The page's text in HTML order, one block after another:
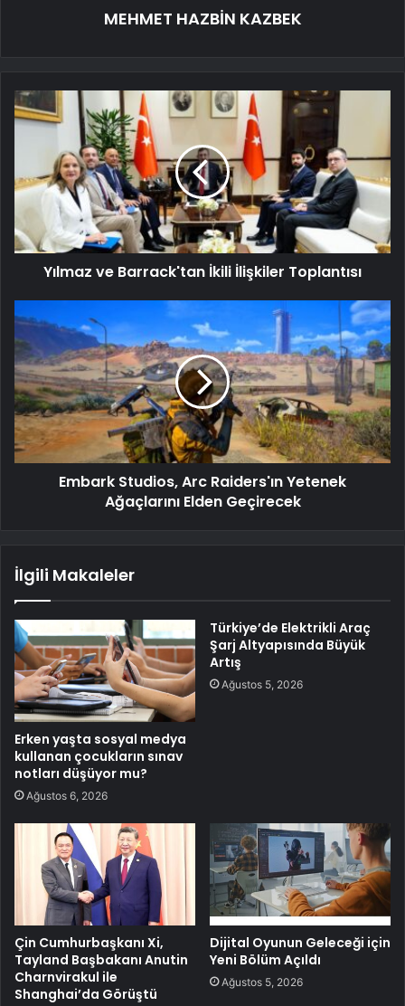
MEHMET HAZBİN KAZBEK
Yılmaz ve Barrack'tan İkili İlişkiler Toplantısı
Embark Studios, Arc Raiders'ın Yetenek
Ağaçlarını Elden Geçirecek
İlgili Makaleler
Erken yaşta sosyal medya
kullanan çocukların sınav
notları düşüyor mu?
Ağustos 6, 2026
Türkiye’de Elektrikli Araç
Şarj Altyapısında Büyük
Artış
Ağustos 5, 2026
Çin Cumhurbaşkanı Xi,
Tayland Başbakanı Anutin
Charnvirakul ile
Shanghai’da Görüştü
Dijital Oyunun Geleceği için
Yeni Bölüm Açıldı
Ağustos 5, 2026